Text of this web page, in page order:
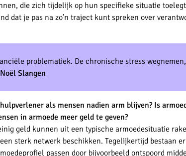
die zich tijdelijk op hun specifieke situatie
dat je pas na zo’n traject kunt spreken over
problematiek. De chronische stress
Noël Slangen
als mensen nadien arm blijven? Is
in armoede meer geld te geven?
geld kunnen uit een typische armoedesituatie
sterk netwerk beschikken. Tegelijkertijd bestaan
passen door bijvoorbeeld ontspoord